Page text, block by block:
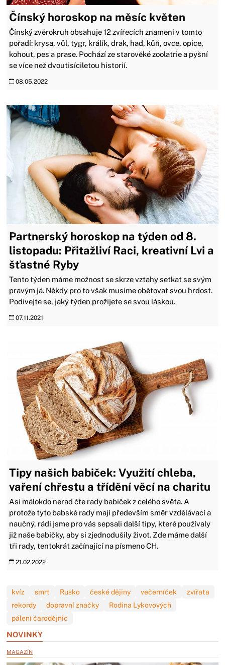
Čínský horoskop na měsíc květen
Čínský zvěrokruh obsahuje 12 zvířecích znamení v tomto
pořadí: krysa, vůl, tygr, králík, drak, had, kůň, ovce, opice,
kohout, pes a prase. Pochází ze starověké zoolatrie a pyšní
se více než dvoutisíciletou historií.
08.05.2022
Partnerský horoskop na týden od 8.
listopadu: Přitažliví Raci, kreativní Lvi a
šťastné Ryby
Tento týden máme možnost se skrze vztahy setkat se svým
pravým já. Někdy pro to však musíme obětovat svou hrdost.
Podívejte se, jaký týden prožijete se svou láskou.
07.11.2021
Tipy našich babiček: Využití chleba,
vaření chřestu a třídění věcí na charitu
Asi málokdo nerad čte rady babiček z celého světa. A
protože tyto babské rady mají především směr vzdělávací a
naučný, rádi jsme pro vás sepsali další tipy, které používaly
již naše babičky, aby si zjednodušily život. Zde máme další
tři rady, tentokrát začínající na písmeno CH.
21.02.2022
kvíz smrt Rusko české dějiny večerníček
zvířata
rekordy
dopravní značky
Rodina Lykovových
pálení čarodějnic
NOVINKY
MAGAZÍN